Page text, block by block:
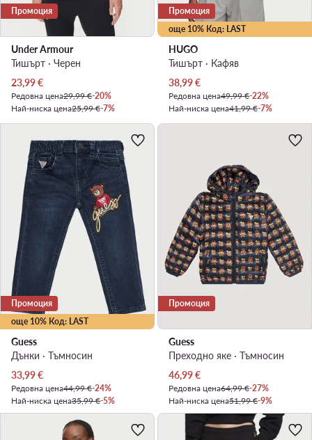
Промоция
Under Armour
Тишърт · Черен
Актуална цена
23,99€
Редовна цена29,99 €-20%
Най-ниска цена25,99 €-7%
още 10% Код: LAST
Промоция
HUGO
Тишърт · Кафяв
Актуална цена
38,99€
Редовна цена49,99 €-22%
Най-ниска цена41,99 €-7%
още 10% Код: LAST
Промоция
Guess
Дънки · Тъмносин
Актуална цена
33,99€
Редовна цена44,99 €-24%
Най-ниска цена35,99 €-5%
Промоция
Guess
Преходно яке · Тъмносин
Актуална цена
46,99€
Редовна цена64,99 €-27%
Най-ниска цена51,99 €-9%